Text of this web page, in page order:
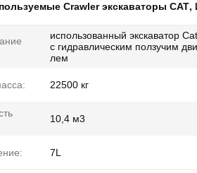
Crawler экскаваторы CAT,
использованный экскаватор
с гидравлическим ползучим
лем
22500 кг
10,4 м3
7L